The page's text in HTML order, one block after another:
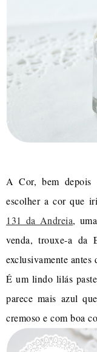
A Cor, bem depois
escolher a cor que
131 da Andreia,
venda, trouxe-a da
exclusivamente
É um lindo lilás
parece mais azul
cremoso e com boa